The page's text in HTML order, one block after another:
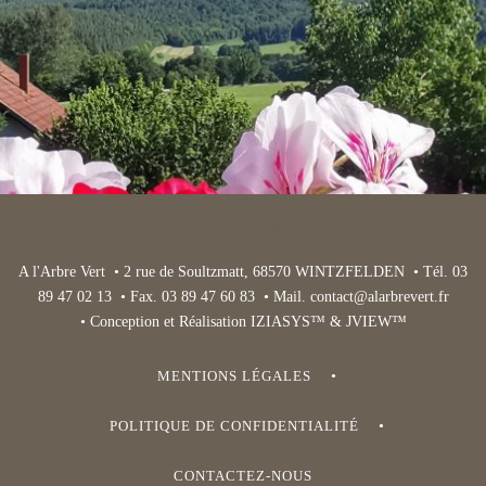
A l'Arbre Vert • 2 rue de Soultzmatt, 68570 WINTZFELDEN • Tél. 03
89 47 02 13 • Fax. 03 89 47 60 83 • Mail. contact@alarbrevert.fr
• Conception et Réalisation IZIASYS™ & JVIEW™
MENTIONS LÉGALES
POLITIQUE DE CONFIDENTIALITÉ
CONTACTEZ-NOUS